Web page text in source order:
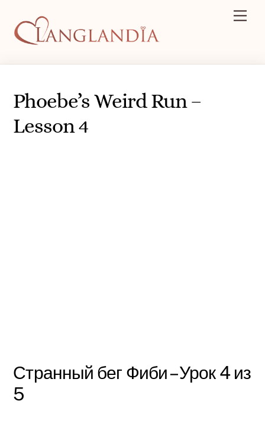
content
Phoebe’s Weird Run –
Lesson 4
Странный бег Фиби – Урок 4 из
5